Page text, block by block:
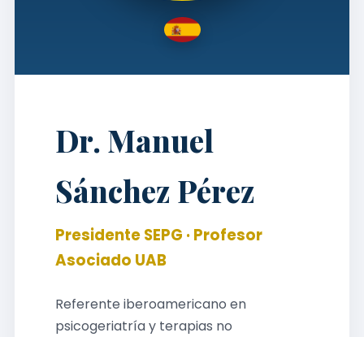
Dr. Manuel
Sánchez Pérez
Presidente SEPG · Profesor
Asociado UAB
Referente iberoamericano en
psicogeriatría y terapias no